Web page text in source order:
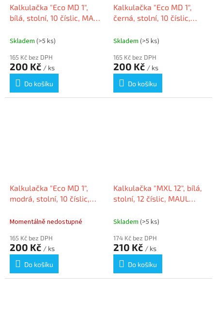
Kalkulačka "Eco MD 1",
bílá, stolní, 10 číslic, MAUL
Skladem (>5 ks)
165 Kč bez DPH
200 Kč / ks
Do košíku
Kalkulačka "Eco MD 1",
černá, stolní, 10 číslic,
Skladem (>5 ks)
165 Kč bez DPH
200 Kč / ks
Do košíku
Kalkulačka "Eco MD 1",
modrá, stolní, 10 číslic,
Momentálně nedostupné
165 Kč bez DPH
200 Kč / ks
Do košíku
Kalkulačka "MXL 12", bílá,
stolní, 12 číslic, MAUL
Skladem (>5 ks)
174 Kč bez DPH
210 Kč / ks
Do košíku